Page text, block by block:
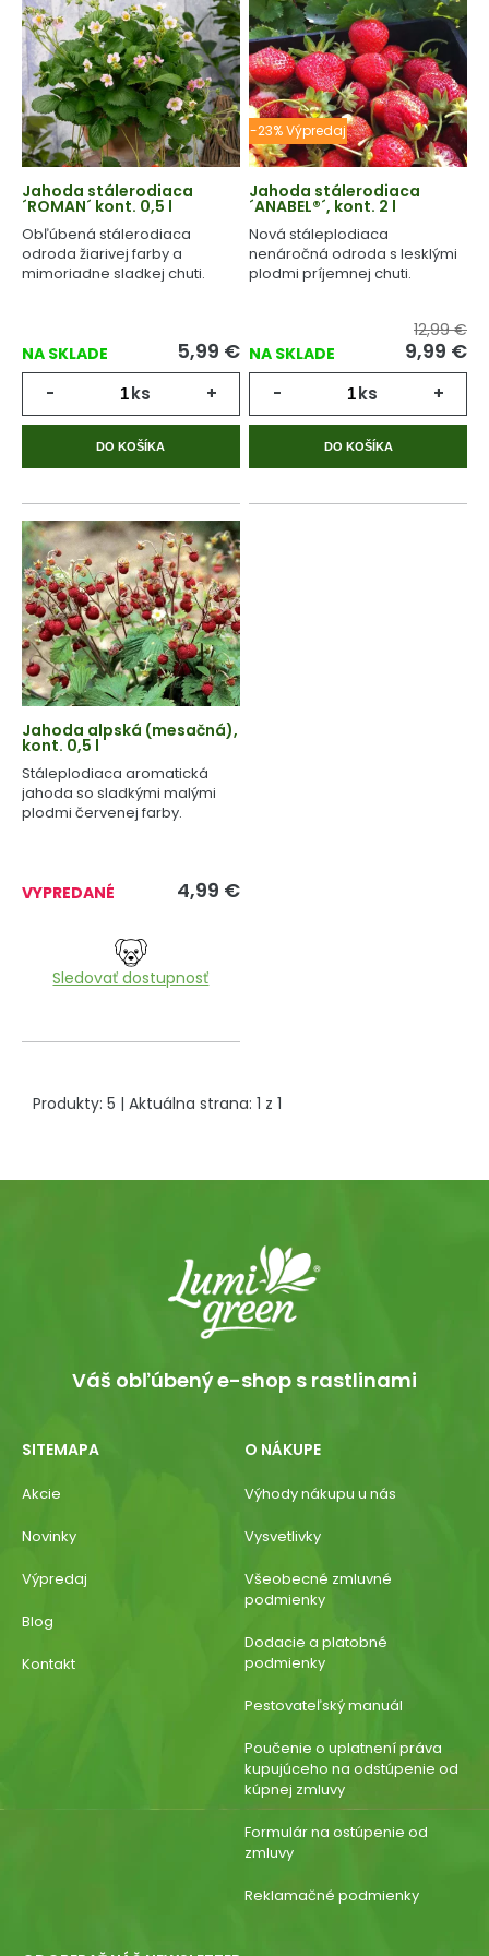
Jahoda stálerodiaca
´ROMAN´ kont. 0,5 l
Obľúbená stálerodiaca
odroda žiarivej farby a
mimoriadne sladkej chuti.
NA SKLADE 5,99 €
- ks +
DO KOŠÍKA
-23% Výpredaj
Jahoda stálerodiaca
´ANABEL®´, kont. 2 l
Nová stáleplodiaca
nenáročná odroda s lesklými
plodmi príjemnej chuti.
NA SKLADE
12,99 €
9,99 €
- ks +
DO KOŠÍKA
Jahoda alpská (mesačná),
kont. 0,5 l
Stáleplodiaca aromatická
jahoda so sladkými malými
plodmi červenej farby.
VYPREDANÉ 4,99 €
Sledovať dostupnosť
Produkty: 5 | Aktuálna strana: 1 z 1
Váš obľúbený e-shop s rastlinami
SITEMAPA
Akcie
Novinky
Výpredaj
Blog
Kontakt
O NÁKUPE
Výhody nákupu u nás
Vysvetlivky
Všeobecné zmluvné
podmienky
Dodacie a platobné
podmienky
Pestovateľský manuál
Poučenie o uplatnení práva
kupujúceho na odstúpenie od
kúpnej zmluvy
Formulár na ostúpenie od
zmluvy
Reklamačné podmienky